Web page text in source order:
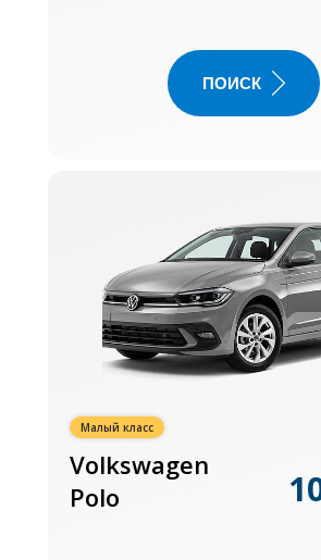
ПОИСК
Малый класс
Volkswagen
Polo